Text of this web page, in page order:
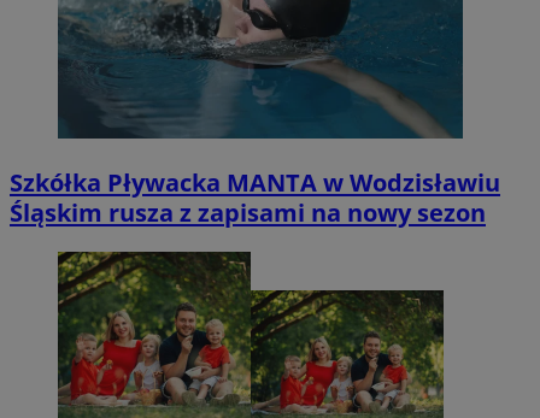
Szkółka Pływacka MANTA w Wodzisławiu
Śląskim rusza z zapisami na nowy sezon